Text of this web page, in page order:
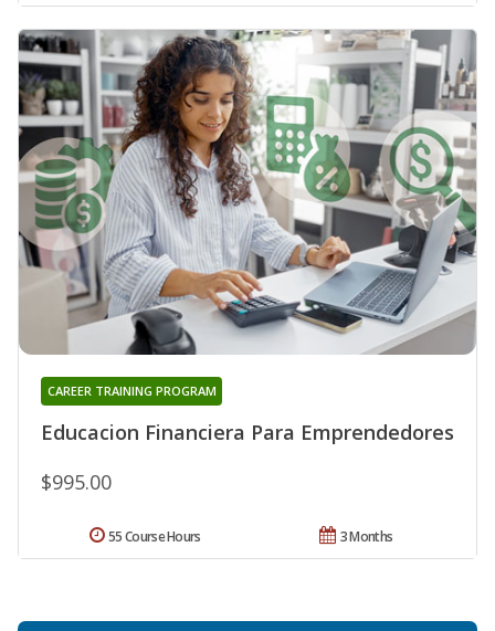
Educacion Financiera Para Emprendedores
CAREER TRAINING PROGRAM
$995.00
3 Months
55 Course Hours